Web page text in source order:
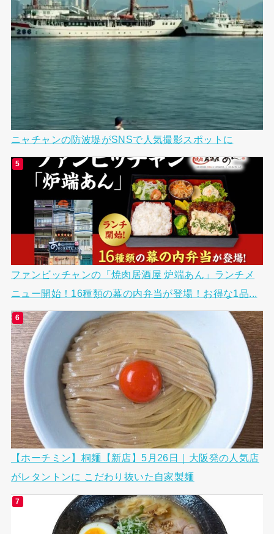
ニャチャンの防波堤がSNSで人気撮影スポットに
ファンビッチャンの「焼肉居酒屋 炉端あん」ランチメ
ニュー開始！16種類の幕の内弁当が登場！お得な1品...
【ホーチミン】桐麺【新店】5月26日｜大阪発の人気店
がレタントンに こだわり抜いた自家製麺